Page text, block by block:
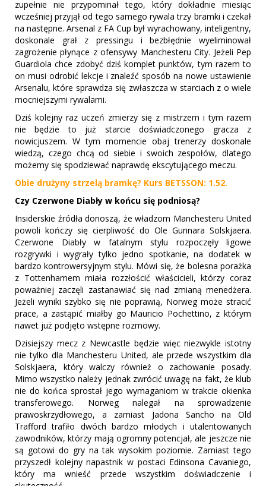
zupełnie nie przypominał tego, który dokładnie miesiąc
wcześniej przyjął od tego samego rywala trzy bramki i czekał
na następne. Arsenal z FA Cup był wyrachowany, inteligentny,
doskonale grał z pressingu i bezbłędnie wyeliminował
zagrożenie płynące z ofensywy Manchesteru City. Jeżeli Pep
Guardiola chce zdobyć dziś komplet punktów, tym razem to
on musi odrobić lekcje i znaleźć sposób na nowe ustawienie
Arsenalu, które sprawdza się zwłaszcza w starciach z o wiele
mocniejszymi rywalami.
Dziś kolejny raz uczeń zmierzy się z mistrzem i tym razem
nie będzie to już starcie doświadczonego gracza z
nowicjuszem. W tym momencie obaj trenerzy doskonale
wiedzą, czego chcą od siebie i swoich zespołów, dlatego
możemy się spodziewać naprawdę ekscytującego meczu.
Obie drużyny strzelą bramkę? Kurs BETSSON: 1.52.
Czy Czerwone Diabły w końcu się podniosą?
Insiderskie źródła donoszą, że władzom Manchesteru United
powoli kończy się cierpliwość do Ole Gunnara Solskjaera.
Czerwone Diabły w fatalnym stylu rozpoczęły ligowe
rozgrywki i wygrały tylko jedno spotkanie, na dodatek w
bardzo kontrowersyjnym stylu. Mówi się, że bolesna porażka
z Tottenhamem miała rozzłościć właścicieli, którzy coraz
poważniej zaczęli zastanawiać się nad zmianą menedżera.
Jeżeli wyniki szybko się nie poprawią, Norweg może stracić
prace, a zastąpić miałby go Mauricio Pochettino, z którym
nawet już podjęto wstępne rozmowy.
Dzisiejszy mecz z Newcastle będzie więc niezwykle istotny
nie tylko dla Manchesteru United, ale przede wszystkim dla
Solskjaera, który walczy również o zachowanie posady.
Mimo wszystko należy jednak zwrócić uwagę na fakt, że klub
nie do końca sprostał jego wymaganiom w trakcie okienka
transferowego. Norweg nalegał na sprowadzenie
prawoskrzydłowego, a zamiast Jadona Sancho na Old
Trafford trafiło dwóch bardzo młodych i utalentowanych
zawodników, którzy mają ogromny potencjał, ale jeszcze nie
są gotowi do gry na tak wysokim poziomie. Zamiast tego
przyszedł kolejny napastnik w postaci Edinsona Cavaniego,
który ma wnieść przede wszystkim doświadczenie i